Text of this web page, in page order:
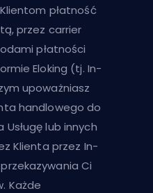
płatność
przez carrier
płatności
Eloking (tj. In-
upoważniasz
handlowego do
lub innych
Klienta przez In-
Ci
Każde